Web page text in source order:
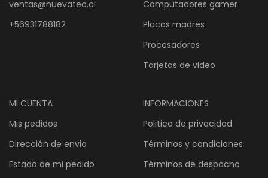
ventas@nuevatec.cl
+56931788182
Computadores gamer
Placas madres
Procesadores
Tarjetas de video
MI CUENTA
Mis pedidos
Dirección de envio
Estado de mi pedido
INFORMACIONES
Politica de privacidad
Términos y condiciones
Términos de despacho